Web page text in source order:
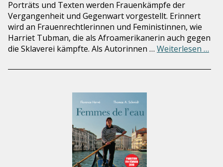
Porträts und Texten werden Frauenkämpfe der
Vergangenheit und Gegenwart vorgestellt. Erinnert
wird an Frauenrechtlerinnen und Feministinnen, wie
Harriet Tubman, die als Afro­amerikanerin auch gegen
die Sklaverei kämpfte. Als Autorinnen … Weiterlesen …